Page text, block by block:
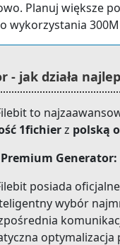
Planuj większe
wykorzystania
jak działa
to
1fichierz polską
Generator:
posiada
wybór